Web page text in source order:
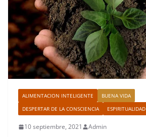
ALIMENTACION INTELIGENTE
BUENA VIDA
DESPERTAR DE LA CONSCIENCIA
ESPIRITUALIDAD
10 septiembre, 2021 Admin